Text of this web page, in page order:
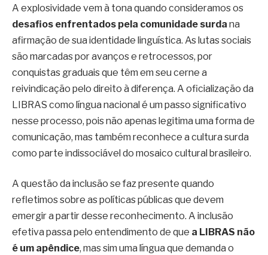
A explosividade vem à tona quando consideramos os
desafios enfrentados pela comunidade surda na
afirmação de sua identidade linguística. As lutas sociais
são marcadas por avanços e retrocessos, por
conquistas graduais que têm em seu cerne a
reivindicação pelo direito à diferença. A oficialização da
LIBRAS como língua nacional é um passo significativo
nesse processo, pois não apenas legitima uma forma de
comunicação, mas também reconhece a cultura surda
como parte indissociável do mosaico cultural brasileiro.
A questão da inclusão se faz presente quando
refletimos sobre as políticas públicas que devem
emergir a partir desse reconhecimento. A inclusão
efetiva passa pelo entendimento de que a LIBRAS não
é um apêndice, mas sim uma língua que demanda o